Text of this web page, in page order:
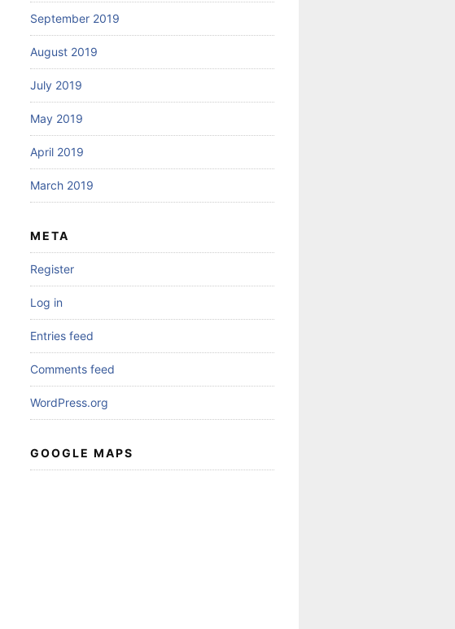
September 2019
August 2019
July 2019
May 2019
April 2019
March 2019
META
Register
Log in
Entries feed
Comments feed
WordPress.org
GOOGLE MAPS